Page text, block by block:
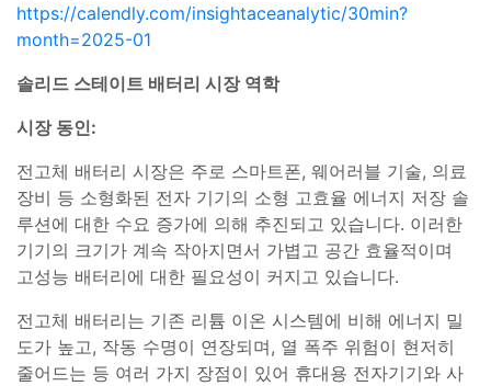
https://calendly.com/insightaceanalytic/30min?
month=2025-01
솔리드 스테이트 배터리 시장 역학
시장 동인:
전고체 배터리 시장은 주로 스마트폰, 웨어러블 기술, 의료
장비 등 소형화된 전자 기기의 소형 고효율 에너지 저장 솔
루션에 대한 수요 증가에 의해 추진되고 있습니다. 이러한
기기의 크기가 계속 작아지면서 가볍고 공간 효율적이며
고성능 배터리에 대한 필요성이 커지고 있습니다.
전고체 배터리는 기존 리튬 이온 시스템에 비해 에너지 밀
도가 높고, 작동 수명이 연장되며, 열 폭주 위험이 현저히
줄어드는 등 여러 가지 장점이 있어 휴대용 전자기기와 사